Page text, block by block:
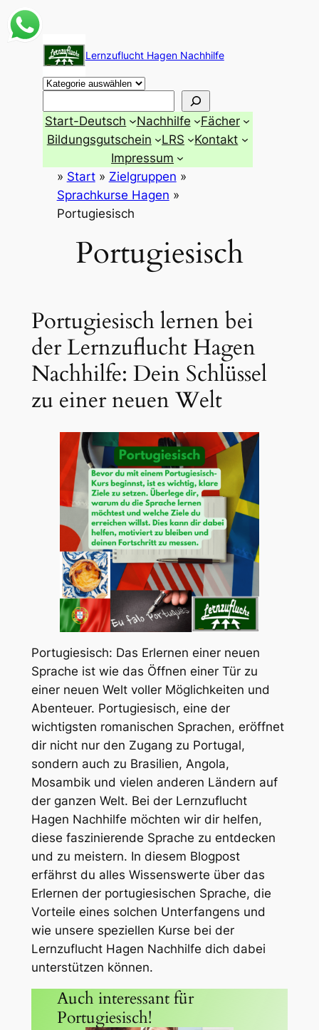
Zum
springen
Lernzuflucht Hagen Nachhilfe
Start-Deutsch Nachhilfe
Fächer
Bildungsgutschein
LRS
Kontakt
Impressum
» Start» Zielgruppen »
Sprachkurse Hagen »
Portugiesisch
Portugiesisch
Portugiesisch lernen bei
der Lernzuflucht Hagen
Nachhilfe: Dein Schlüssel
zu einer neuen Welt
Portugiesisch: Das Erlernen einer neuen
Sprache ist wie das Öffnen einer Tür zu
einer neuen Welt voller Möglichkeiten und
Abenteuer. Portugiesisch, eine der
wichtigsten romanischen Sprachen, eröffnet
dir nicht nur den Zugang zu Portugal,
sondern auch zu Brasilien, Angola,
Mosambik und vielen anderen Ländern auf
der ganzen Welt. Bei der Lernzuflucht
Hagen Nachhilfe möchten wir dir helfen,
diese faszinierende Sprache zu entdecken
und zu meistern. In diesem Blogpost
erfährst du alles Wissenswerte über das
Erlernen der portugiesischen Sprache, die
Vorteile eines solchen Unterfangens und
wie unsere speziellen Kurse bei der
Lernzuflucht Hagen Nachhilfe dich dabei
unterstützen können.
Auch interessant für
Portugiesisch!